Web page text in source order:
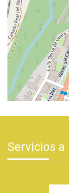
Servicios